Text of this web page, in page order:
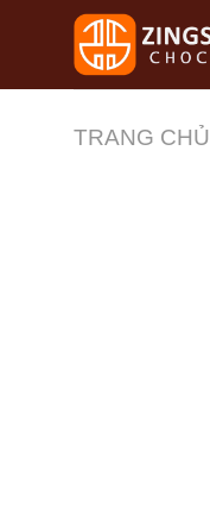
content
TRANG CHỦ